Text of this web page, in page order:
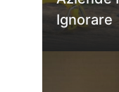
Ignorare